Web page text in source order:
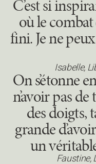
C’est si
où le combat
fini. Je ne
Isabelle,
On s’étonne
n’avoir pas
des doigts,
grande
un
Faustine,